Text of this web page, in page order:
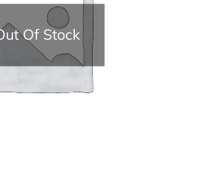
Of Stock